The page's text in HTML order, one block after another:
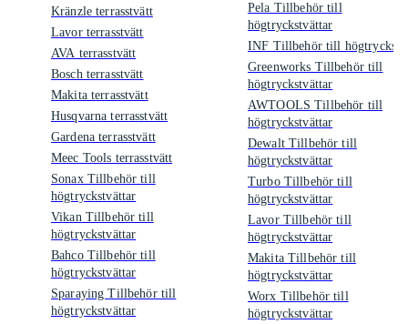
Kränzle terrasstvätt
Lavor terrasstvätt
AVA terrasstvätt
Bosch terrasstvätt
Makita terrasstvätt
Husqvarna terrasstvätt
Gardena terrasstvätt
Meec Tools terrasstvätt
Sonax Tillbehör till
högtryckstvättar
Vikan Tillbehör till
högtryckstvättar
Bahco Tillbehör till
högtryckstvättar
Sparaying Tillbehör till
högtryckstvättar
Pela Tillbehör till
högtryckstvättar
INF Tillbehör till
Greenworks Tillbehör till
högtryckstvättar
AWTOOLS Tillbehör till
högtryckstvättar
Dewalt Tillbehör till
högtryckstvättar
Turbo Tillbehör till
högtryckstvättar
Lavor Tillbehör till
högtryckstvättar
Makita Tillbehör till
högtryckstvättar
Worx Tillbehör till
högtryckstvättar